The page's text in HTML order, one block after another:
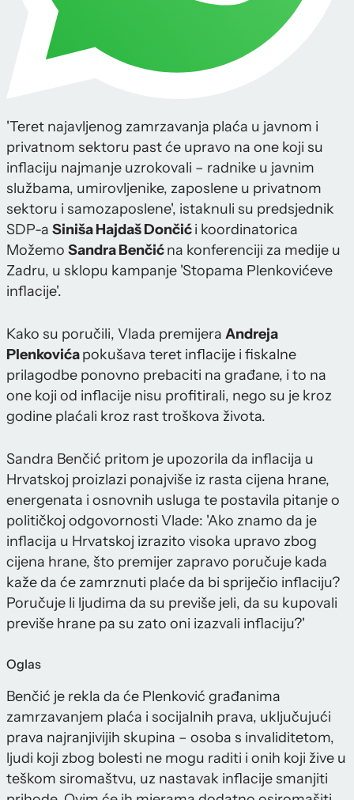
'Teret najavljenog zamrzavanja plaća u javnom i
privatnom sektoru past će upravo na one koji su
inflaciju najmanje uzrokovali – radnike u javnim
službama, umirovljenike, zaposlene u privatnom
sektoru i samozaposlene', istaknuli su predsjednik
SDP-a Siniša Hajdaš Dončići koordinatorica
Možemo Sandra Benčićna konferenciji za medije u
Zadru, u sklopu kampanje 'Stopama Plenkovićeve
inflacije'.
Kako su poručili, Vlada premijera Andreja
Plenkovićapokušava teret inflacije i fiskalne
prilagodbe ponovno prebaciti na građane, i to na
one koji od inflacije nisu profitirali, nego su je kroz
godine plaćali kroz rast troškova života.
Sandra Benčić pritom je upozorila da inflacija u
Hrvatskoj proizlazi ponajviše iz rasta cijena hrane,
energenata i osnovnih usluga te postavila pitanje o
političkoj odgovornosti Vlade: 'Ako znamo da je
inflacija u Hrvatskoj izrazito visoka upravo zbog
cijena hrane, što premijer zapravo poručuje kada
kaže da će zamrznuti plaće da bi spriječio inflaciju?
Poručuje li ljudima da su previše jeli, da su kupovali
previše hrane pa su zato oni izazvali inflaciju?'
Oglas
Benčić je rekla da će Plenković građanima
zamrzavanjem plaća i socijalnih prava, uključujući
prava najranjivijih skupina – osoba s invaliditetom,
ljudi koji zbog bolesti ne mogu raditi i onih koji žive u
teškom siromaštvu, uz nastavak inflacije smanjiti